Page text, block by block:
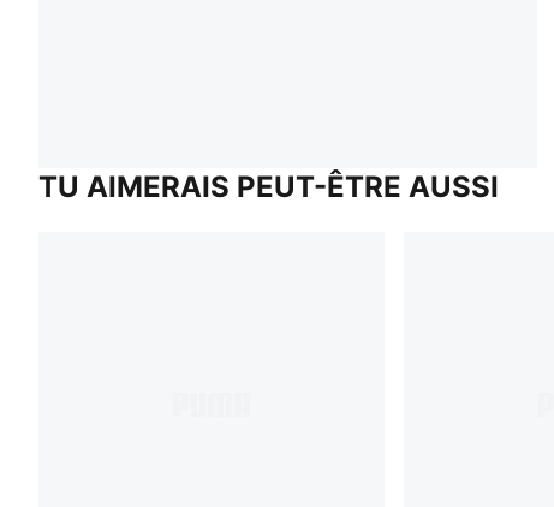
TU AIMERAIS PEUT-ÊTRE AUSSI